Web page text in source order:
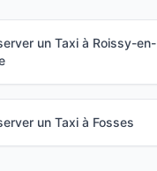
un Taxi à Roissy-en-
un Taxi à Fosses